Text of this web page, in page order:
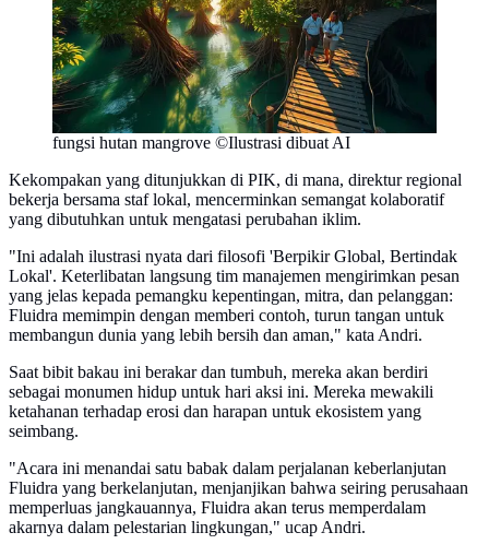
fungsi hutan mangrove ©Ilustrasi dibuat AI
Kekompakan yang ditunjukkan di PIK, di mana, direktur regional
bekerja bersama staf lokal, mencerminkan semangat kolaboratif
yang dibutuhkan untuk mengatasi perubahan iklim.
"Ini adalah ilustrasi nyata dari filosofi 'Berpikir Global, Bertindak
Lokal'. Keterlibatan langsung tim manajemen mengirimkan pesan
yang jelas kepada pemangku kepentingan, mitra, dan pelanggan:
Fluidra memimpin dengan memberi contoh, turun tangan untuk
membangun dunia yang lebih bersih dan aman," kata Andri.
Saat bibit bakau ini berakar dan tumbuh, mereka akan berdiri
sebagai monumen hidup untuk hari aksi ini. Mereka mewakili
ketahanan terhadap erosi dan harapan untuk ekosistem yang
seimbang.
"Acara ini menandai satu babak dalam perjalanan keberlanjutan
Fluidra yang berkelanjutan, menjanjikan bahwa seiring perusahaan
memperluas jangkauannya, Fluidra akan terus memperdalam
akarnya dalam pelestarian lingkungan," ucap Andri.